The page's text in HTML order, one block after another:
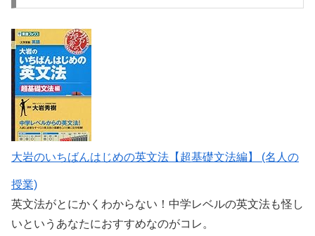
大岩のいちばんはじめの英文法【超基礎文法編】 (名人の
授業)
英文法がとにかくわからない！中学レベルの英文法も怪し
いというあなたにおすすめなのがコレ。